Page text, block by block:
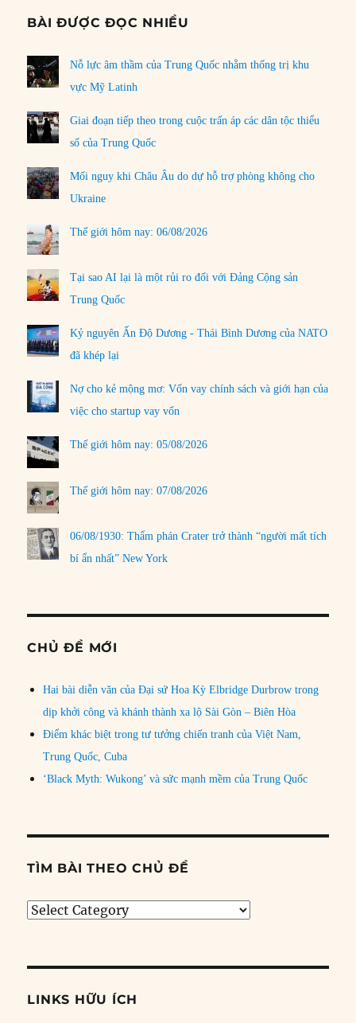
BÀI ĐƯỢC ĐỌC NHIỀU
Nỗ lực âm thầm của Trung Quốc nhằm thống trị khu
vực Mỹ Latinh
Giai đoạn tiếp theo trong cuộc trấn áp các dân tộc thiểu
số của Trung Quốc
Mối nguy khi Châu Âu do dự hỗ trợ phòng không cho
Ukraine
Thế giới hôm nay: 06/08/2026
Tại sao AI lại là một rủi ro đối với Đảng Cộng sản
Trung Quốc
Kỷ nguyên Ấn Độ Dương - Thái Bình Dương của NATO
đã khép lại
Nợ cho kẻ mộng mơ: Vốn vay chính sách và giới hạn của
việc cho startup vay vốn
Thế giới hôm nay: 05/08/2026
Thế giới hôm nay: 07/08/2026
06/08/1930: Thẩm phán Crater trở thành “người mất tích
bí ẩn nhất” New York
CHỦ ĐỀ MỚI
Hai bài diễn văn của Đại sứ Hoa Kỳ Elbridge Durbrow trong
dịp khởi công và khánh thành xa lộ Sài Gòn – Biên Hòa
Điểm khác biệt trong tư tưởng chiến tranh của Việt Nam,
Trung Quốc, Cuba
‘Black Myth: Wukong’ và sức mạnh mềm của Trung Quốc
TÌM BÀI THEO CHỦ ĐỀ
Tìm
đề
LINKS HỮU ÍCH